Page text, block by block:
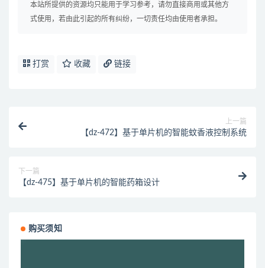
本站所提供的资源均只能用于学习参考，请勿直接商用或其他方
式使用，若由此引起的所有纠纷，一切责任均由使用者承担。
打赏 收藏 链接
上一篇
【dz-472】基于单片机的智能蚊香液控制系统
下一篇
【dz-475】基于单片机的智能药箱设计
购买须知